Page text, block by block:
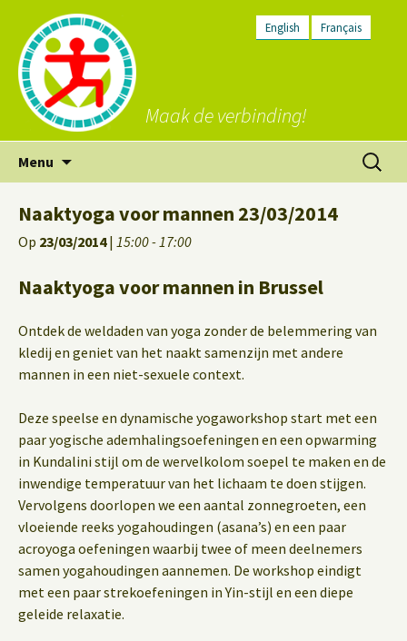
English Français
Maak de verbinding!
Menu
inhoud
Zoeken
naar:
Naaktyoga voor mannen 23/03/2014
Op 23/03/2014| 15:00 - 17:00
Naaktyoga voor mannen in Brussel
Ontdek de weldaden van yoga zonder de belemmering van
kledij en geniet van het naakt samenzijn met andere
mannen in een niet-sexuele context.
Deze speelse en dynamische yogaworkshop start met een
paar yogische ademhalingsoefeningen en een opwarming
in Kundalini stijl om de wervelkolom soepel te maken en de
inwendige temperatuur van het lichaam te doen stijgen.
Vervolgens doorlopen we een aantal zonnegroeten, een
vloeiende reeks yogahoudingen (asana’s) en een paar
acroyoga oefeningen waarbij twee of meen deelnemers
samen yogahoudingen aannemen. De workshop eindigt
met een paar strekoefeningen in Yin-stijl en een diepe
geleide relaxatie.